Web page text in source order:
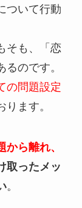
ついて行動
そも、「恋
のです。
の問題設定
ります。
ら離れ、
取ったメッ
。